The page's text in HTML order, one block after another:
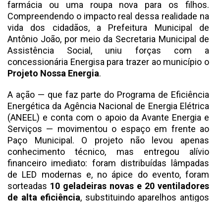
farmácia ou uma roupa nova para os filhos.
Compreendendo o impacto real dessa realidade na
vida dos cidadãos, a Prefeitura Municipal de
Antônio João, por meio da Secretaria Municipal de
Assistência Social, uniu forças com a
concessionária Energisa para trazer ao município o
Projeto Nossa Energia.
A ação — que faz parte do Programa de Eficiência
Energética da Agência Nacional de Energia Elétrica
(ANEEL) e conta com o apoio da Avante Energia e
Serviços — movimentou o espaço em frente ao
Paço Municipal. O projeto não levou apenas
conhecimento técnico, mas entregou alívio
financeiro imediato: foram distribuídas lâmpadas
de LED modernas e, no ápice do evento, foram
sorteadas 10 geladeiras novas e 20 ventiladores
de alta eficiência, substituindo aparelhos antigos